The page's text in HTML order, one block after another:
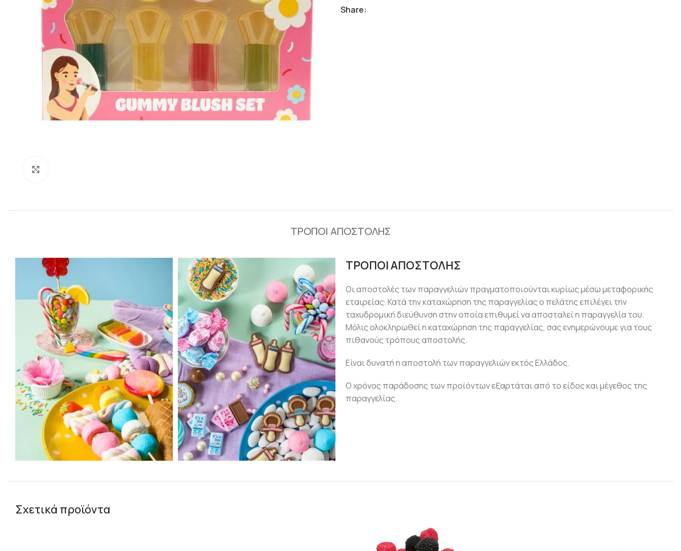
Share:
ΤΡΟΠΟΙ ΑΠΟΣΤΟΛΗΣ
ΤΡΟΠΟΙ ΑΠΟΣΤΟΛΗΣ
Οι αποστολές των παραγγελιών πραγματοποιούνται κυρίως μέσω μεταφορικής
εταιρείας. Κατά την καταχώρηση της παραγγελίας ο πελάτης επιλέγει την
ταχυδρομική διεύθυνση στην οποία επιθυμεί να αποσταλεί η παραγγελία του.
Μόλις ολοκληρωθεί η καταχώρηση της παραγγελίας, σας ενημερώνουμε για τους
πιθανούς τρόπους αποστολής.
Είναι δυνατή η αποστολή των παραγγελιών εκτός Ελλάδος.
Ο χρόνος παράδοσης των προϊόντων εξαρτάται από το είδος και μέγεθος της
παραγγελίας.
Σχετικά προϊόντα